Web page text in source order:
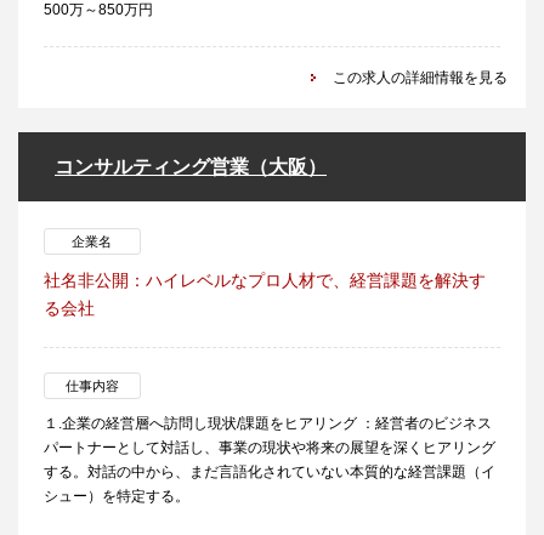
500万～850万円
この求人の詳細情報を見る
コンサルティング営業（大阪）
企業名
社名非公開：ハイレベルなプロ人材で、経営課題を解決す
る会社
仕事内容
１.企業の経営層へ訪問し現状/課題をヒアリング ：経営者のビジネス
パートナーとして対話し、事業の現状や将来の展望を深くヒアリング
する。対話の中から、まだ言語化されていない本質的な経営課題（イ
シュー）を特定する。